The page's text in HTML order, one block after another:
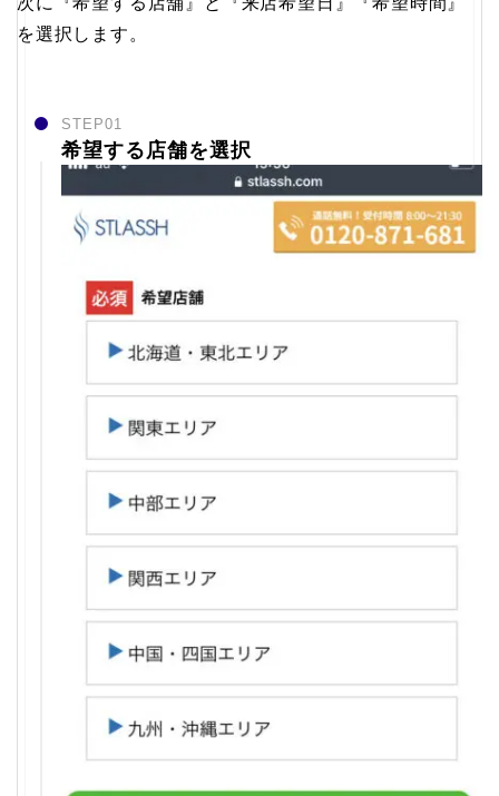
を選択します。
STEP01
希望する店舗を選択